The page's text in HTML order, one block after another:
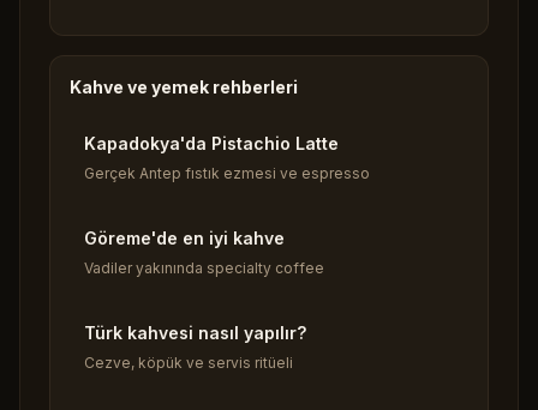
Kahve ve yemek rehberleri
Kapadokya'da Pistachio Latte
Gerçek Antep fıstık ezmesi ve espresso
Göreme'de en iyi kahve
Vadiler yakınında specialty coffee
Türk kahvesi nasıl yapılır?
Cezve, köpük ve servis ritüeli